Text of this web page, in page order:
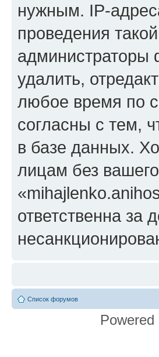
нужным. IP-
проведения
администраторы
удалить,
любое время по
согласны с тем,
в базе данных.
лицам без
ответственна за
Список форумов
Powered